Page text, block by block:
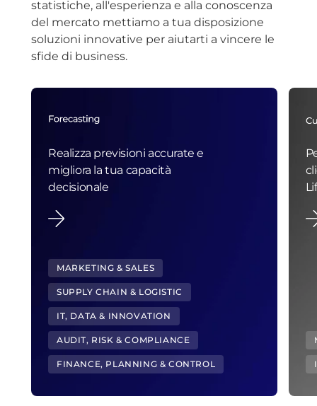
statistiche, all'esperienza e alla conoscenza
del mercato mettiamo a tua disposizione
soluzioni innovative per aiutarti a vincere le
sfide di business.
Realizza previsioni accurate e
migliora la tua capacità
decisionale
MARKETING & SALES
SUPPLY CHAIN & LOGISTIC
IT, DATA & INNOVATION
AUDIT, RISK & COMPLIANCE
FINANCE, PLANNING & CONTROL